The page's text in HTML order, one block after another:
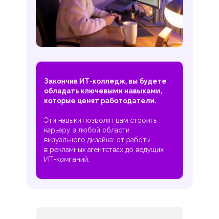
Закончив ИТ-колледж, вы будете
обладать ключевыми навыками,
которые ценят работодатели.
Эти навыки позволят вам строить
карьеру в любой области
визуального дизайна: от работы
в рекламных агентствах до ведущих
ИТ-компаний.